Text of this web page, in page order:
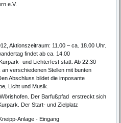
e.V.
Aktionszeitraum: 11.00 – ca. 18.00 Uhr.
findet ab ca. 14.00
und Lichterfest statt. Ab 22.30
verschiedenen Stellen mit bunten
Abschluss bildet die imposante
Licht und Musik.
Der Barfußpfad erstreckt sich
Der Start- und Zielplatz
Anlage - Eingang